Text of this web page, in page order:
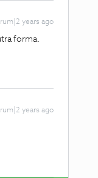
years ago
forma.
years ago